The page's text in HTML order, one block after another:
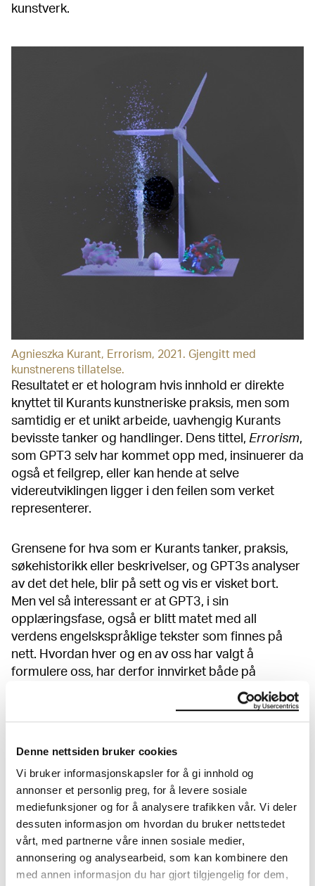
Denne nettsiden bruker cookies
Vi bruker informasjonskapsler for å gi innhold og
annonser et personlig preg, for å levere sosiale
mediefunksjoner og for å analysere trafikken vår. Vi deler
dessuten informasjon om hvordan du bruker nettstedet
vårt, med partnerne våre innen sosiale medier,
annonsering og analysearbeid, som kan kombinere den
med annen informasjon du har gjort tilgjengelig for dem,
kunstverk.
Agnieszka Kurant, Errorism, 2021. Gjengitt med
kunstnerens tillatelse.
Resultatet er et hologram hvis innhold er direkte
knyttet til Kurants kunstneriske praksis, men som
samtidig er et unikt arbeide, uavhengig Kurants
bevisste tanker og handlinger. Dens tittel, Errorism,
som GPT3 selv har kommet opp med, insinuerer da
også et feilgrep, eller kan hende at selve
videreutviklingen ligger i den feilen som verket
representerer.
Grensene for hva som er Kurants tanker, praksis,
søkehistorikk eller beskrivelser, og GPT3s analyser
av det det hele, blir på sett og vis er visket bort.
Men vel så interessant er at GPT3, i sin
opplæringsfase, også er blitt matet med all
verdens engelskspråklige tekster som finnes på
nett. Hvordan hver og en av oss har valgt å
formulere oss, har derfor innvirket både på
hvordan GPT3 «tenker», men dermed også på
Også i Kurants verksserieConversion
ideen om forfatterskap bokstavelig talt et flytende
konsept. Synlig i utstillingsrommet er en
kobberplate med flytende krystallmaling, som
stadig er i bevegelse. Den usynlige delen av verket
skjuler den kollektive innsatsen til en rekke
aktivister verden over.Conversions ’ form forandrer
seg i takt med de meningsutvekslingene og